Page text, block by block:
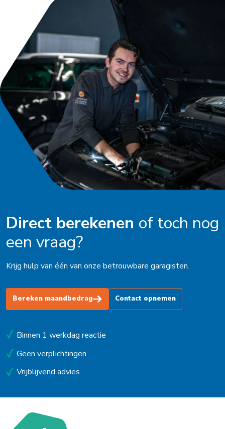
Direct berekenen of toch nog
een vraag?
Krijg hulp van één van onze betrouwbare garagisten.
Bereken maandbedrag Contact opnemen
Binnen 1 werkdag reactie
Geen verplichtingen
Vrijblijvend advies